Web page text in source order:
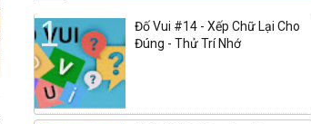
Đố Vui #14 - Xếp Chữ Lại Cho
Đúng - Thử Trí Nhớ